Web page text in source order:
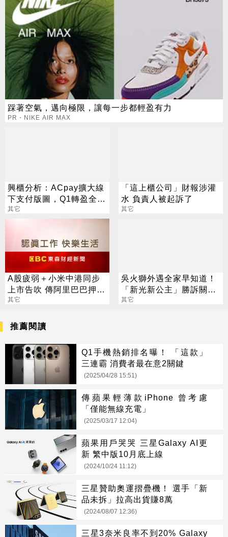
踩著空氣，邁向極限，讓每一步都輕盈有力
PR・NIKE AIR MAX
興櫃分析：ACpay擴大線
下支付版圖，Q1轉盈全年
營收翻倍獲利，H2擬轉上
其它
「這上櫃公司」財報涉灌
水 負責人被起訴了
其它
A股疲弱＋小米中港同步
上市告吹 傳阿里巴巴押後
發行CDR
其它
吳火獅外遇全家早知道！
「新光新公主」勝訴關鍵
錄音曝
其它
推薦閱讀
Q1手機熱銷排名曝！ 「這款」
三連霸 消費者最在意2關鍵
(2025/04/28 15:51)
傳蘋果輕薄款iPhone 曾考慮
「僅能無線充電」
(2025/03/17 12:04)
蘋果用戶哭哭 三星Galaxy AI更
新 繁中版10月底上線
(2024/10/24 11:12)
三星贊助奧運摺疊機！ 選手「新
品未拆」拉高出貨賺8萬
(2024/08/07 12:36)
三星3奈米良率不到20% Galaxy